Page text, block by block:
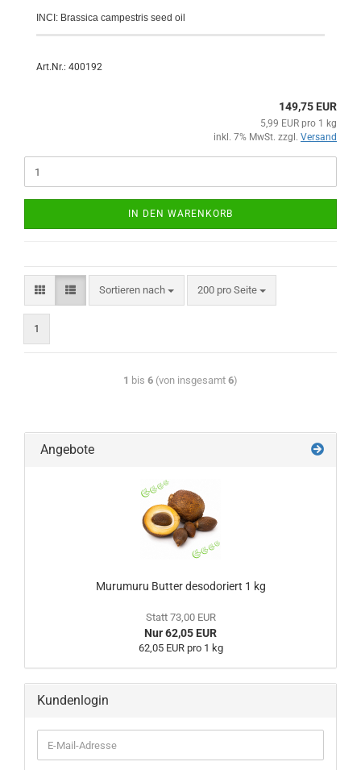
INCI: Brassica campestris seed oil
Art.Nr.: 400192
149,75 EUR
5,99 EUR pro 1 kg
inkl. 7% MwSt. zzgl. Versand
IN DEN WARENKORB
Sortieren nach 200 pro Seite
1
1 bis 6 (von insgesamt 6)
Angebote
Murumuru Butter desodoriert 1 kg
Statt 73,00 EUR
Nur 62,05 EUR
62,05 EUR pro 1 kg
Kundenlogin